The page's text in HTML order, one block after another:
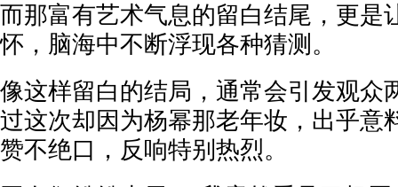
而那富有艺术气息的留白结尾，更是
怀，脑海中不断浮现各种猜测。
像这样留白的结局，通常会引发观众
过这次却因为杨幂那老年妆，出乎意
赞不绝口，反响特别热烈。